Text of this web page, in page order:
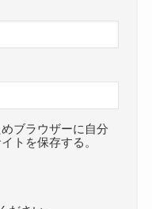
ブラウザーに自分
トを保存する。